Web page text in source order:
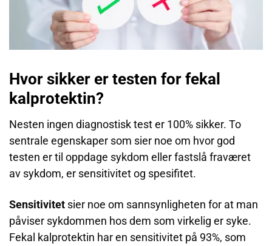
Hvor sikker er testen for fekal
kalprotektin?
Nesten ingen diagnostisk test er 100% sikker. To
sentrale egenskaper som sier noe om hvor god
testen er til oppdage sykdom eller fastslå fraværet
av sykdom, er sensitivitet og spesifitet.
Sensitivitet sier noe om sannsynligheten for at man
påviser sykdommen hos dem som virkelig er syke.
Fekal kalprotektin har en sensitivitet på 93%, som